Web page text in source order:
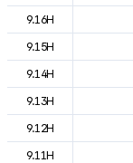
9.16H
9.15H
9.14H
9.13H
9.12H
9.11H